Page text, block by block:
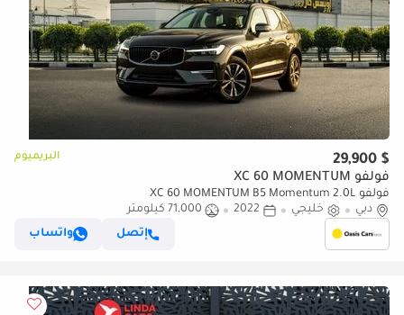
$ 29,900 البريميوم
فولفو XC 60 MOMENTUM
فولفو XC 60 MOMENTUM B5 Momentum 2.0L
دبي
خليجي 2022
71,000 كيلومتر
إتصل
واتساب